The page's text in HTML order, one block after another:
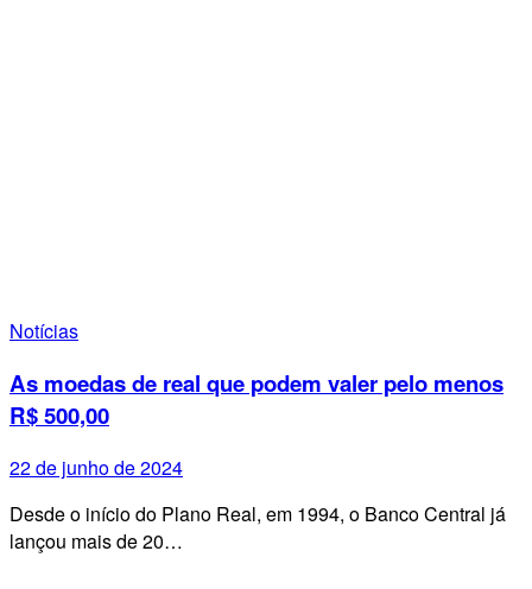
Notícias
As moedas de real que podem valer pelo menos
R$ 500,00
22 de junho de 2024
Desde o início do Plano Real, em 1994, o Banco Central já
lançou mais de 20…